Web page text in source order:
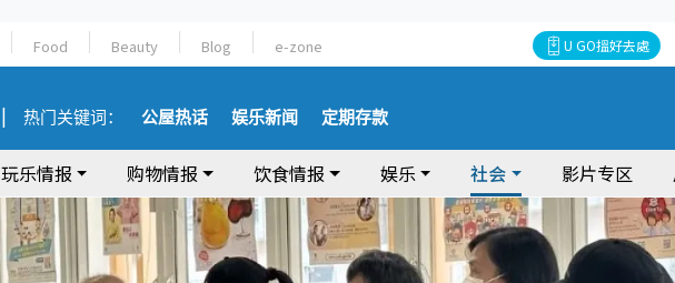
Food Beauty Blog e-zone U GO搵好去處
热门关键词： 公屋热话 娱乐新闻 定期存款
玩乐情报 购物情报 饮食情报 娱乐 社会 影片专区